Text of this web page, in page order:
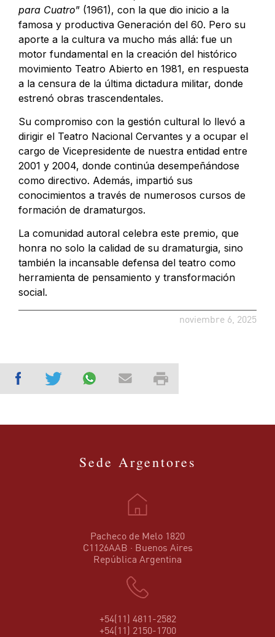
para Cuatro” (1961), con la que dio inicio a la
famosa y productiva Generación del 60. Pero su
aporte a la cultura va mucho más allá: fue un
motor fundamental en la creación del histórico
movimiento Teatro Abierto en 1981, en respuesta
a la censura de la última dictadura militar, donde
estrenó obras trascendentales.
Su compromiso con la gestión cultural lo llevó a
dirigir el Teatro Nacional Cervantes y a ocupar el
cargo de Vicepresidente de nuestra entidad entre
2001 y 2004, donde continúa desempeñándose
como directivo. Además, impartió sus
conocimientos a través de numerosos cursos de
formación de dramaturgos.
La comunidad autoral celebra este premio, que
honra no solo la calidad de su dramaturgia, sino
también la incansable defensa del teatro como
herramienta de pensamiento y transformación
social.
noviembre 6, 2025
Sede Argentores
Pacheco de Melo 1820
C1126AAB · Buenos Aires
República Argentina
+54(11) 4811-2582
+54(11) 2150-1700